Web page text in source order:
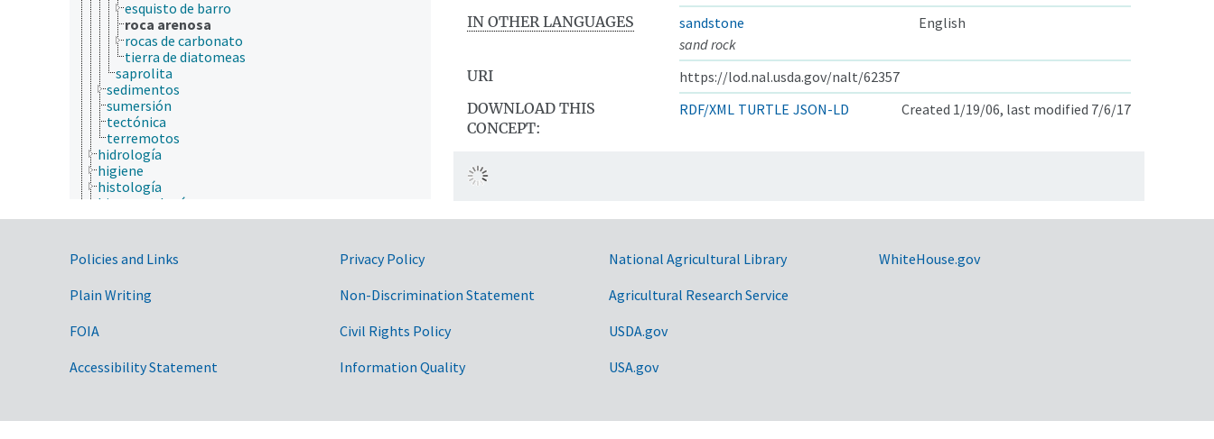
esquisto de barro
roca arenosa
rocas de carbonato
tierra de diatomeas
saprolita
sedimentos
sumersión
tectónica
terremotos
hidrología
higiene
histología
histopatología
historia
horticultura
ingeniería
ionómica
medicina veterinaria
microbiología
neontología
IN OTHER LANGUAGES
sandstone
English
sand rock
URI
https://lod.nal.usda.gov/nalt/62357
DOWNLOAD THIS
CONCEPT:
RDF/XML TURTLE JSON-LD Created 1/19/06, last modified 7/6/17
Government Links
Policies and Links
Plain Writing
FOIA
Accessibility Statement
Privacy Policy
Non-Discrimination Statement
Civil Rights Policy
Information Quality
National Agricultural Library
Agricultural Research Service
USDA.gov
USA.gov
WhiteHouse.gov